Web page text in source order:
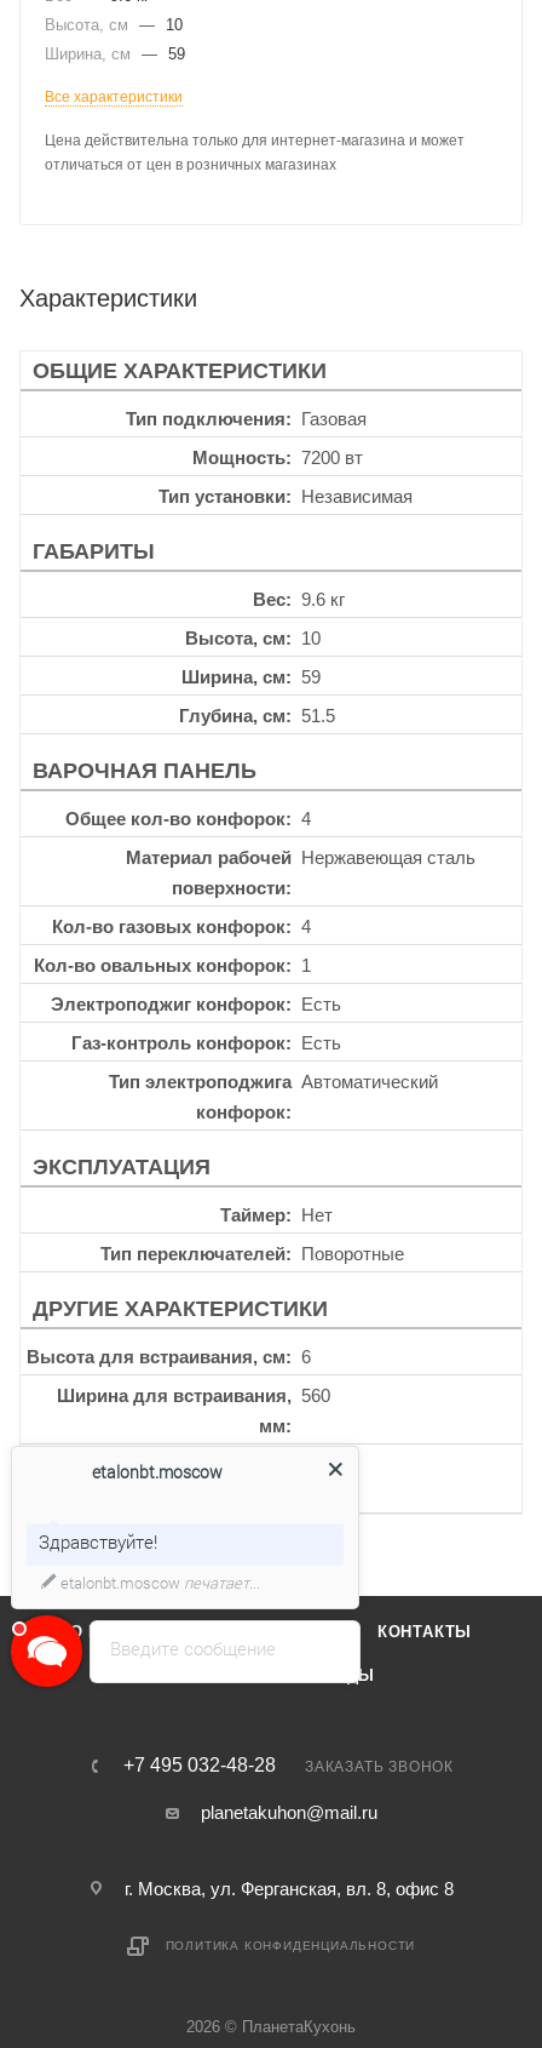
Высота, см
—
10
Ширина, см
— 59
Все характеристики
Цена действительна только для интернет-магазина и может
отличаться от цен в розничных магазинах
Характеристики
ОБЩИЕ ХАРАКТЕРИСТИКИ
Тип подключения
Газовая
Мощность
7200 вт
Тип установки
Независимая
ГАБАРИТЫ
Вес
9.6 кг
Высота, см
10
Ширина, см
59
Глубина, см
51.5
ВАРОЧНАЯ ПАНЕЛЬ
Общее кол-во конфорок
4
Материал рабочей
поверхности
Нержавеющая сталь
Кол-во газовых конфорок
4
Кол-во овальных конфорок
1
Электроподжиг конфорок
Есть
Газ-контроль конфорок
Есть
Тип электроподжига
конфорок
Автоматический
ЭКСПЛУАТАЦИЯ
Таймер
Нет
Тип переключателей
Поворотные
ДРУГИЕ ХАРАКТЕРИСТИКИ
Высота для встраивания, см
6
Ширина для встраивания,
мм
560
Глубина для встраивания,
490
О КОМПАНИИ КОНТАКТЫ
БРЕНДЫ
+7 495 032-48-28 ЗАКАЗАТЬ ЗВОНОК
planetakuhon@mail.ru
г. Москва, ул. Ферганская, вл. 8, офис 8
ПОЛИТИКА КОНФИДЕНЦИАЛЬНОСТИ
2026 © ПланетаКухонь
Введите сообщение
etalonbt.moscow
Здравствуйте!
etalonbt.moscow печатает...